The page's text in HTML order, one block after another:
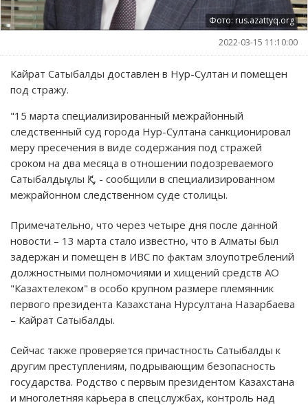
Фото: rus.azattyq.org
2022-03-15 11:10:00
Кайрат Сатыбалды доставлен в Нур-Султан и помещен
под стражу.
"15 марта специализированный межрайонный
следственный суд города Нур-Султана санкционировал
меру пресечения в виде содержания под стражей
сроком на два месяца в отношении подозреваемого
Сатыбалдыұлы Қ.", - сообщили в специализированном
межрайонном следственном суде столицы.
Примечательно, что через четыре дня после данной
новости – 13 марта стало известно, что в Алматы был
задержан и помещен в ИВС по фактам злоупотреблений
должностными полномочиями и хищений средств АО
"Казахтелеком" в особо крупном размере племянник
первого президента Казахстана Нурсултана Назарбаева
– Кайрат Сатыбалды.
Сейчас также проверяется причастность Сатыбалды к
другим преступлениям, подрывающим безопасность
государства. Родство с первым президентом Казахстана
и многолетняя карьера в спецслужбах, контроль над